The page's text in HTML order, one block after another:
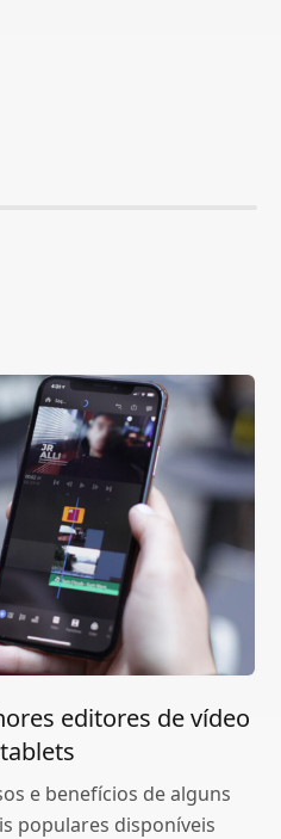
editores de vídeo
e benefícios de alguns
populares disponíveis